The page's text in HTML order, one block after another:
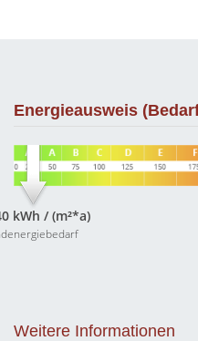
Energieausweis
kWh / (m²*a)
Weitere Informationen